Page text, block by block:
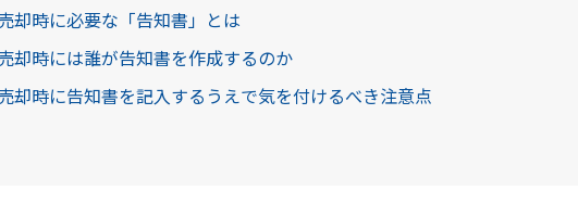
却時に必要な「告知書」とは
却時には誰が告知書を作成するのか
却時に告知書を記入するうえで気を付けるべき注意点